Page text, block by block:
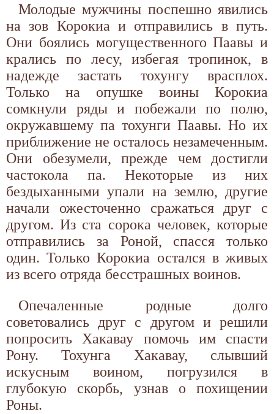
Молодые мужчины поспешно явились
на зов Корокиа и отправились в путь.
Они боялись могущественного Паавы и
крались по лесу, избегая тропинок, в
надежде застать тохунгу врасплох.
Только на опушке воины Корокиа
сомкнули ряды и побежали по полю,
окружавшему па тохунги Паавы. Но их
приближение не осталось незамеченным.
Они обезумели, прежде чем достигли
частокола па. Некоторые из них
бездыханными упали на землю, другие
начали ожесточенно сражаться друг с
другом. Из ста сорока человек, которые
отправились за Роной, спасся только
один. Только Корокиа остался в живых
из всего отряда бесстрашных воинов.
Опечаленные родные долго
советовались друг с другом и решили
попросить Хакавау помочь им спасти
Рону. Тохунга Хакавау, слывший
искусным воином, погрузился в
глубокую скорбь, узнав о похищении
Роны.